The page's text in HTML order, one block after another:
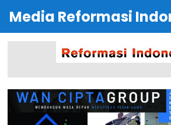
Media Reformasi